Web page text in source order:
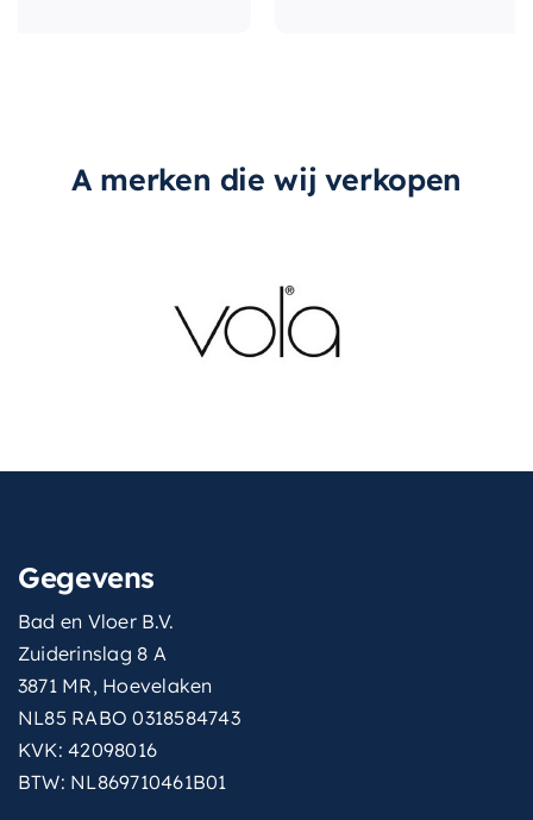
A merken die wij verkopen
Gegevens
Bad en Vloer B.V.
Zuiderinslag 8 A
3871 MR, Hoevelaken
NL85 RABO 0318584743
KVK: 42098016
BTW: NL869710461B01